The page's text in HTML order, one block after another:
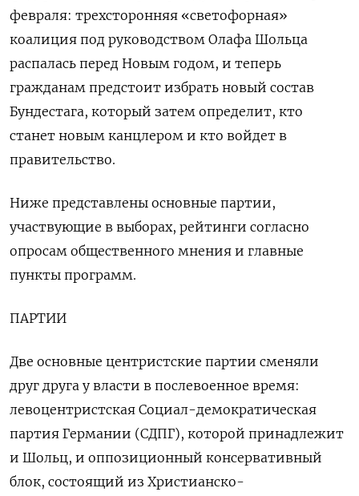
февраля: трехсторонняя «светофорная»
коалиция под руководством Олафа Шольца
распалась перед Новым годом, и теперь
гражданам предстоит избрать новый состав
Бундестага, который затем определит, кто
станет новым канцлером и кто войдет в
правительство.
Ниже представлены основные партии,
участвующие в выборах, рейтинги согласно
опросам общественного мнения и главные
пункты программ.
ПАРТИИ
Две основные центристские партии сменяли
друг друга у власти в послевоенное время:
левоцентристская Социал-демократическая
партия Германии (СДПГ), которой принадлежит
и Шольц, и оппозиционный консервативный
блок, состоящий из Христианско-